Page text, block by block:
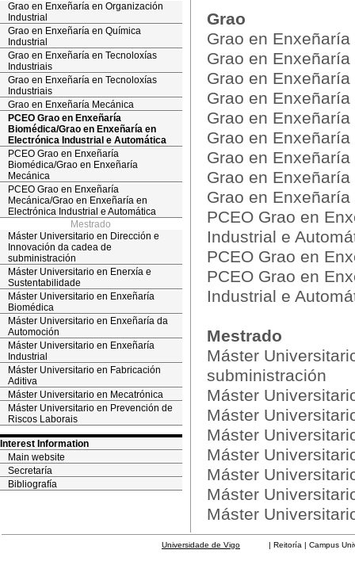
Grao en Enxeñaría en Organización
Industrial
Grao en Enxeñaría en Química
Industrial
Grao en Enxeñaría en Tecnoloxías
Industriais
Grao en Enxeñaría en Tecnoloxías
Industriais
Grao en Enxeñaría Mecánica
PCEO Grao en Enxeñaría
Biomédica/Grao en Enxeñaría en
Electrónica Industrial e Automática
PCEO Grao en Enxeñaría
Biomédica/Grao en Enxeñaría
Mecánica
PCEO Grao en Enxeñaría
Mecánica/Grao en Enxeñaría en
Electrónica Industrial e Automática
Mestrado
Máster Universitario en Dirección e
Innovación da cadea de
subministración
Máster Universitario en Enerxía e
Sustentabilidade
Máster Universitario en Enxeñaría
Biomédica
Máster Universitario en Enxeñaría da
Automoción
Máster Universitario en Enxeñaría
Industrial
Máster Universitario en Fabricación
Aditiva
Máster Universitario en Mecatrónica
Máster Universitario en Prevención de
Riscos Laborais
Interest Information
Main website
Secretaría
Bibliografía
Grao
Grao en
Grao en
Grao en
Grao en
Grao en
Grao en
Grao en
Grao en
Grao en
PCEO Grao en
Industrial e
PCEO Grao en
PCEO Grao en
Industrial e
Mestrado
Máster
subministración
Máster
Máster
Máster
Máster
Máster
Máster
Máster
Universidade de Vigo | Reitoría | Campus